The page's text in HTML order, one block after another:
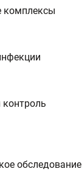
комплексы
контроль
обследование